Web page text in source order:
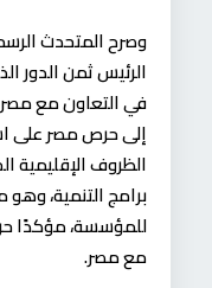
وصرح المتحدث
الرئيس ثمن الدور
في التعاون مع مصر
إلى حرص مصر على
الظروف الإقليمية
برامج التنمية،
للمؤسسة، مؤكدًا
مع مصر.